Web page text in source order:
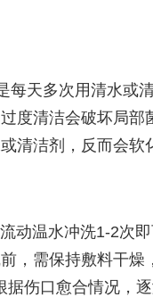
每天多次用清水或
度清洁会破坏局部
清洁剂，反而会软
动温水冲洗1-2次
，需保持敷料干燥
伤口愈合情况，逐